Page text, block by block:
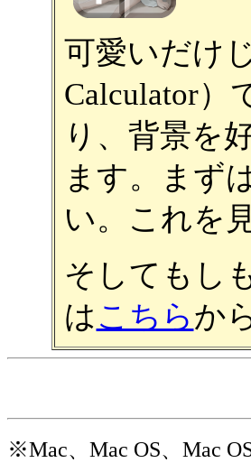
可愛いだけ
Calculator）
り、背景を
ます。まず
い。これを
そしてもし
は こちらか
※Mac、Mac OS、Mac